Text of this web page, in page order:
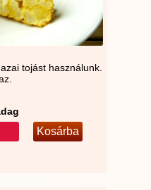
tojást használunk.